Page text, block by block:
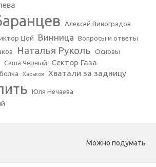
Алексей Виноградов
Цой Винница Вопросы и ответы
Наталья Руколь Основы
Саша Черный Сектор Газа
Харьков Хватали за задницу
Юля Нечаева
Можно подумать